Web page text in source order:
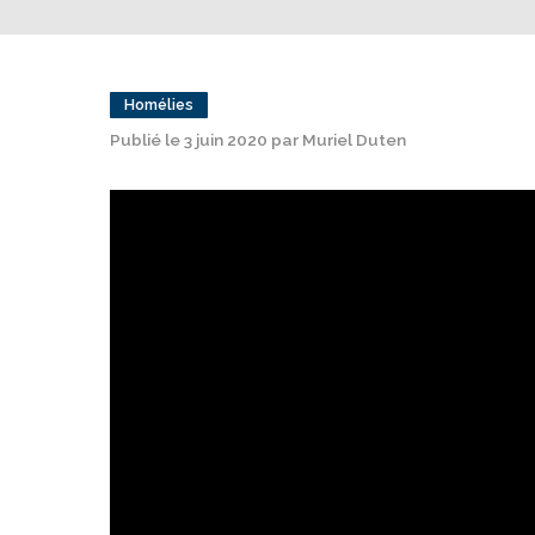
Homélies
Publié le 3 juin 2020 par Muriel Duten